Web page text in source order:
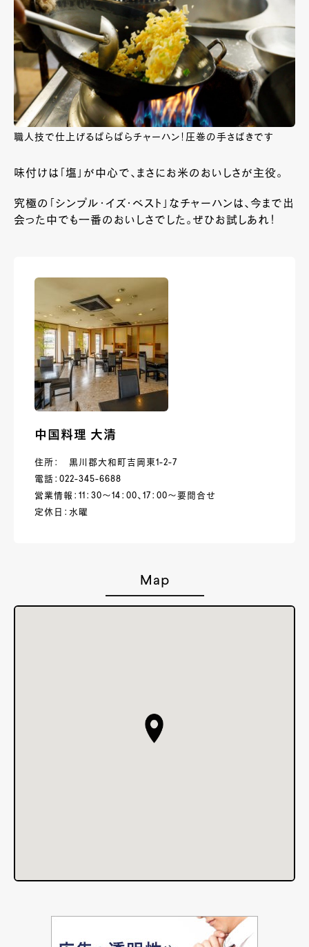
職人技で仕上げるぱらぱらチャーハン！圧巻の手さばきです
味付けは「塩」が中心で、まさにお米のおいしさが主役。
究極の「シンプル・イズ・ベスト」なチャーハンは、今まで出
会った中でも一番のおいしさでした。ぜひお試しあれ！
中国料理 大清
住所： 黒川郡大和町吉岡東1-2-7
電話：022-345-6688
営業情報：11：30～14：00、17：00～要問合せ
定休日：水曜
Map